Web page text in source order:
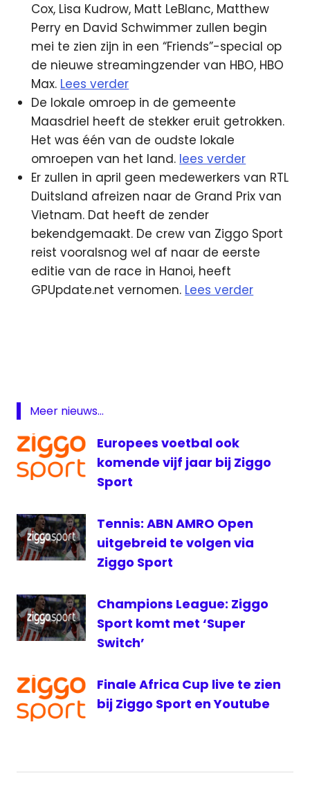
Cox, Lisa Kudrow, Matt LeBlanc, Matthew
Perry en David Schwimmer zullen begin
mei te zien zijn in een “Friends”-special op
de nieuwe streamingzender van HBO, HBO
Max. Lees verder
De lokale omroep in de gemeente
Maasdriel heeft de stekker eruit getrokken.
Het was één van de oudste lokale
omroepen van het land. lees verder
Er zullen in april geen medewerkers van RTL
Duitsland afreizen naar de Grand Prix van
Vietnam. Dat heeft de zender
bekendgemaakt. De crew van Ziggo Sport
reist vooralsnog wel af naar de eerste
editie van de race in Hanoi, heeft
GPUpdate.net vernomen. Lees verder
Omroep
Omroep
Maasdriel
RTV30
Sport
Meer nieuws...
Europees voetbal ook
komende vijf jaar bij Ziggo
Sport
Tennis: ABN AMRO Open
uitgebreid te volgen via
Ziggo Sport
Champions League: Ziggo
Sport komt met ‘Super
Switch’
Finale Africa Cup live te zien
bij Ziggo Sport en Youtube